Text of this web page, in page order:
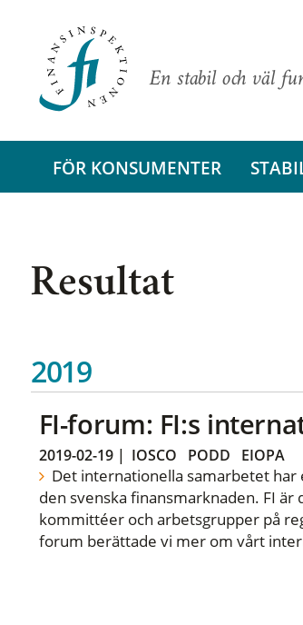
En stabil och väl
FÖR KONSUMENTER
Resultat
2019
FI-forum: FI:s
2019-02-19| IOSCO PODD EIOPA
Det internationella samarbetet har
den svenska finansmarknaden. FI
kommittéer och arbetsgrupper på
forum berättade vi mer om vårt